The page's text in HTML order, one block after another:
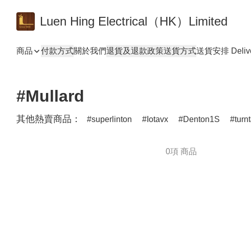
Luen Hing Electrical（HK）Limited
商品 付款方式關於我們退貨及退款政策送貨方式送貨安排
#Mullard
其他熱賣商品： superlinton Iotavx Denton1S
0項 商品